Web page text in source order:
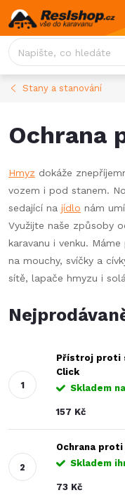
Přejít
na
obsah
Stany a stanování
Ochrana
Hmyz dokáže
vozem i pod stanem.
sedající na jídlo nám
Využijte naše způsoby
karavanu i venku.
na mouchy, svíčky a
sítě, lapače hmyzu i
Přístroj proti
Click
Skladem
157 Kč
Ochrana proti
Skladem
73 Kč